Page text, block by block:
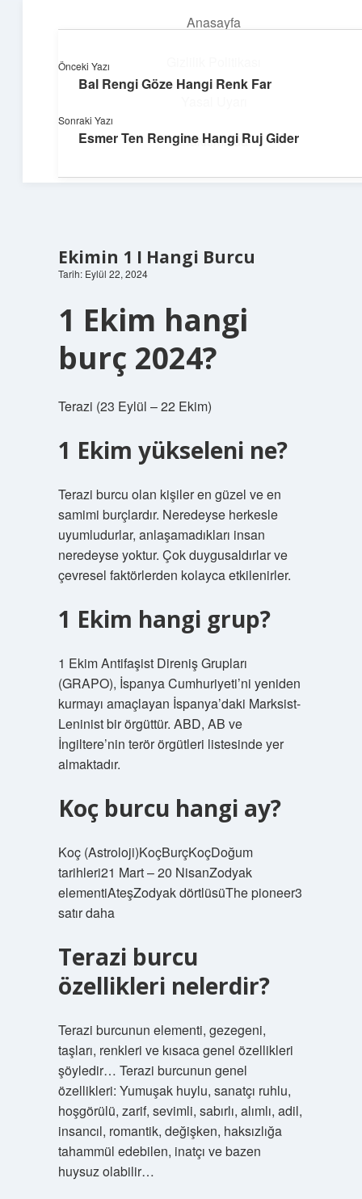
Anasayfa
Hakkımızda
Neşeli Bilgi Durağı
Hızlı hikayelerle gününü şenlendir!
Ekimin 1 I Hangi Burcu
Tarih: Eylül 22, 2024
1 Ekim hangi
burç 2024?
Terazi (23 Eylül – 22 Ekim)
1 Ekim yükseleni ne?
Terazi burcu olan kişiler en güzel ve en
samimi burçlardır. Neredeyse herkesle
uyumludurlar, anlaşamadıkları insan
neredeyse yoktur. Çok duygusaldırlar ve
çevresel faktörlerden kolayca etkilenirler.
1 Ekim hangi grup?
1 Ekim Antifaşist Direniş Grupları
(GRAPO), İspanya Cumhuriyeti’ni yeniden
kurmayı amaçlayan İspanya’daki Marksist-
Leninist bir örgüttür. ABD, AB ve
İngiltere’nin terör örgütleri listesinde yer
almaktadır.
Koç burcu hangi ay?
Koç (Astroloji)KoçBurçKoçDoğum
tarihleri21 Mart – 20 NisanZodyak
elementiAteşZodyak dörtlüsüThe pioneer3
satır daha
Terazi burcu
özellikleri nelerdir?
Terazi burcunun elementi, gezegeni,
taşları, renkleri ve kısaca genel özellikleri
şöyledir… Terazi burcunun genel
özellikleri: Yumuşak huylu, sanatçı ruhlu,
hoşgörülü, zarif, sevimli, sabırlı, alımlı, adil,
insancıl, romantik, değişken, haksızlığa
tahammül edebilen, inatçı ve bazen
huysuz olabilir…
Önceki Yazı
Bal Rengi Göze Hangi Renk Far
Sonraki Yazı
Esmer Ten Rengine Hangi Ruj Gider